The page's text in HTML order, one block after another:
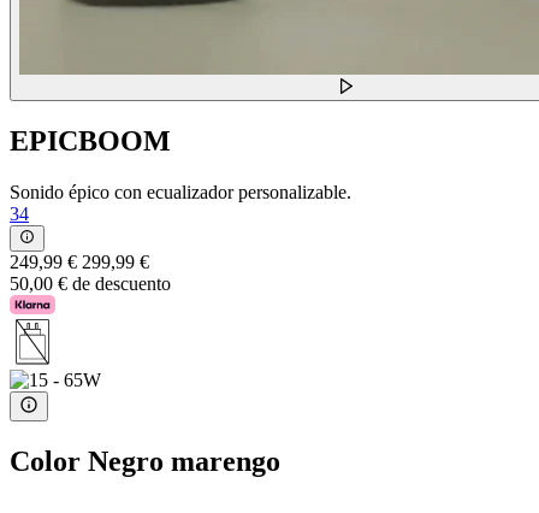
EPICBOOM
Sonido épico con ecualizador personalizable.
34
249,99 € 299,99 €
50,00 € de descuento
Color Negro marengo